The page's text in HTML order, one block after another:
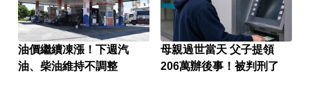
油價繼續凍漲！下週汽
油、柴油維持不調整
母親過世當天 父子提領
206萬辦後事！被判刑了